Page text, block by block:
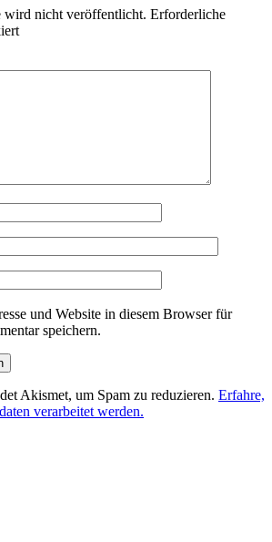
wird nicht veröffentlicht. Erforderliche
und Website in diesem Browser für
speichern.
Akismet, um Spam zu reduzieren. Erfahre,
verarbeitet werden.